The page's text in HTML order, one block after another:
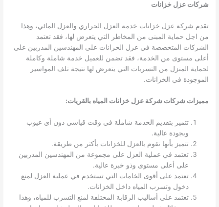
شركات عزل خزانات
تقدم شركة عزل خزانات خدمة العزل الحراري والعزل المائي، وهذا
من اجل حماية المبنى من المخاطر التي يتعرض لها، فقد تعتمد
الشركات المتخصصة في عزل الخزانات على المهندسين المدربين على
أعلى مستوى من الخدمة، فقد تضمن للعميل خدمة شاملة وكاملة
لحماية المنزل من التسربات التي يتعرض لها نتيجة تلف المواسير
الموجودة في الخزانات.
مميزات شركات شركة عزل خزانات المياه بالقريات:
تتميز بتقديم الخدمة شاملة في وقت قياسي دون أي عيوب
وبجودة عالية.
تتميز بأنها تقوم بالعزل للخزانات بأكثر من طريقة.
تعتمد في عملية العزل على مجموعة من المهندسين المدربين
على أعلى مستوى وذو خبرة عالية.
تعتمد على أقوى الخامات التي تستخدم في عملية العزل لمنع
دخول وتسرب المياه داخل الخزانات.
تعتمد على أساليب الرقابة المختلفة لمنع التسرب للمياه، وهذا